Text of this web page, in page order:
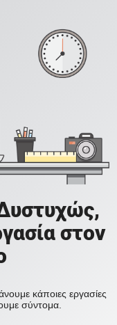
στον
κάποιες εργασίες
σύντομα.